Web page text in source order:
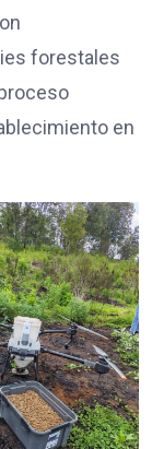
forestales
en